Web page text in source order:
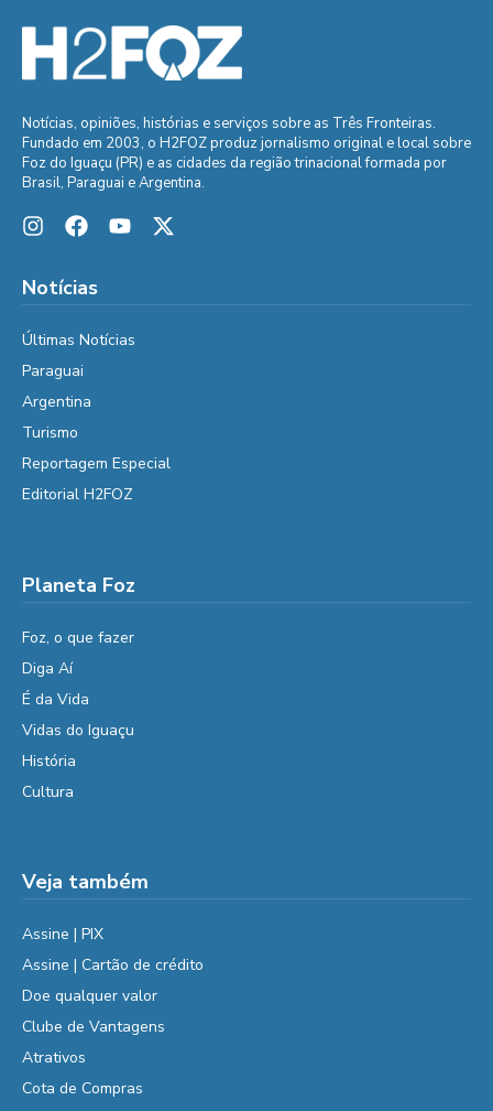
Notícias, opiniões, histórias e serviços sobre as Três Fronteiras.
Fundado em 2003, o H2FOZ produz jornalismo original e local sobre
Foz do Iguaçu (PR) e as cidades da região trinacional formada por
Brasil, Paraguai e Argentina.
Notícias
Últimas Notícias
Paraguai
Argentina
Turismo
Reportagem Especial
Editorial H2FOZ
Planeta Foz
Foz, o que fazer
Diga Aí
É da Vida
Vidas do Iguaçu
História
Cultura
Veja também
Assine | PIX
Assine | Cartão de crédito
Doe qualquer valor
Clube de Vantagens
Atrativos
Cota de Compras